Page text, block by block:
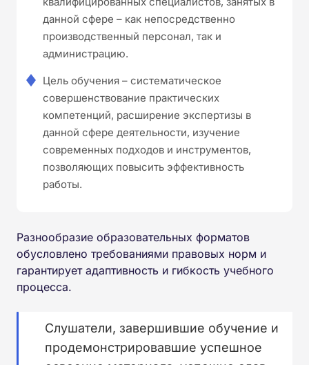
данной сфере – как непосредственно
производственный персонал, так и
администрацию.
Цель обучения – систематическое
совершенствование практических
компетенций, расширение экспертизы в
данной сфере деятельности, изучение
современных подходов и инструментов,
позволяющих повысить эффективность
работы.
Разнообразие образовательных форматов
обусловлено требованиями правовых норм и
гарантирует адаптивность и гибкость учебного
процесса.
Слушатели, завершившие обучение и
продемонстрировавшие успешное